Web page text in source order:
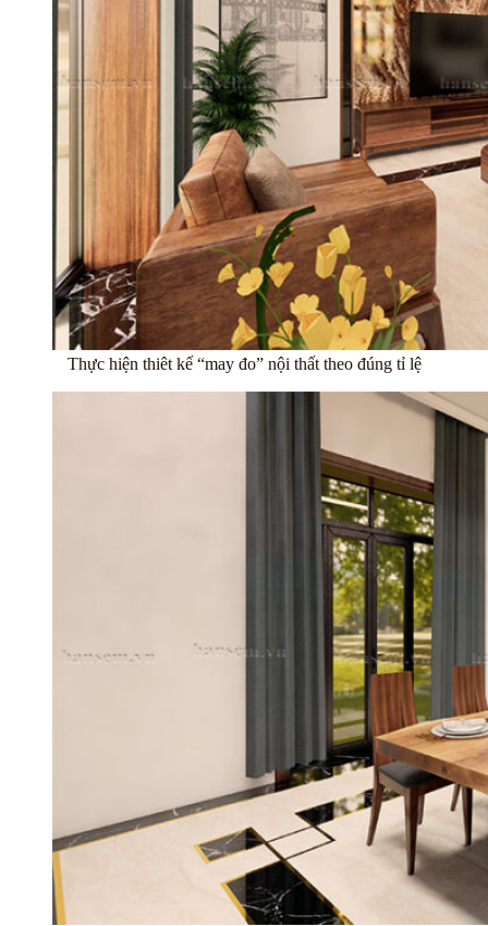
Thực hiện thiêt kế “may đo” nội thất theo đúng tỉ lệ